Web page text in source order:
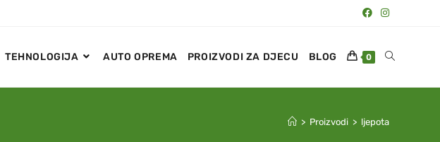
TEHNOLOGIJA AUTO OPREMA PROIZVODI ZA DJECU BLOG 0
> Proizvodi > ljepota